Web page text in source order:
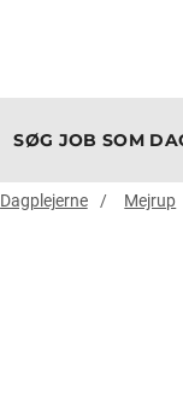
SØG JOB SOM
Dagplejerne Mejrup